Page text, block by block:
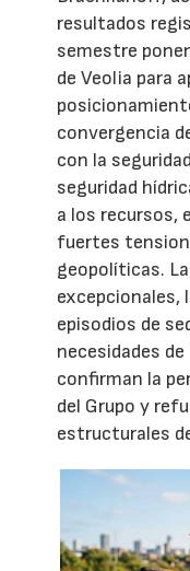
resultados
semestre
de Veolia para
convergencia
con la
seguridad
a los recursos,
fuertes
geopolíticas.
excepcionales,
episodios de
necesidades
confirman la
del Grupo y
estructurales